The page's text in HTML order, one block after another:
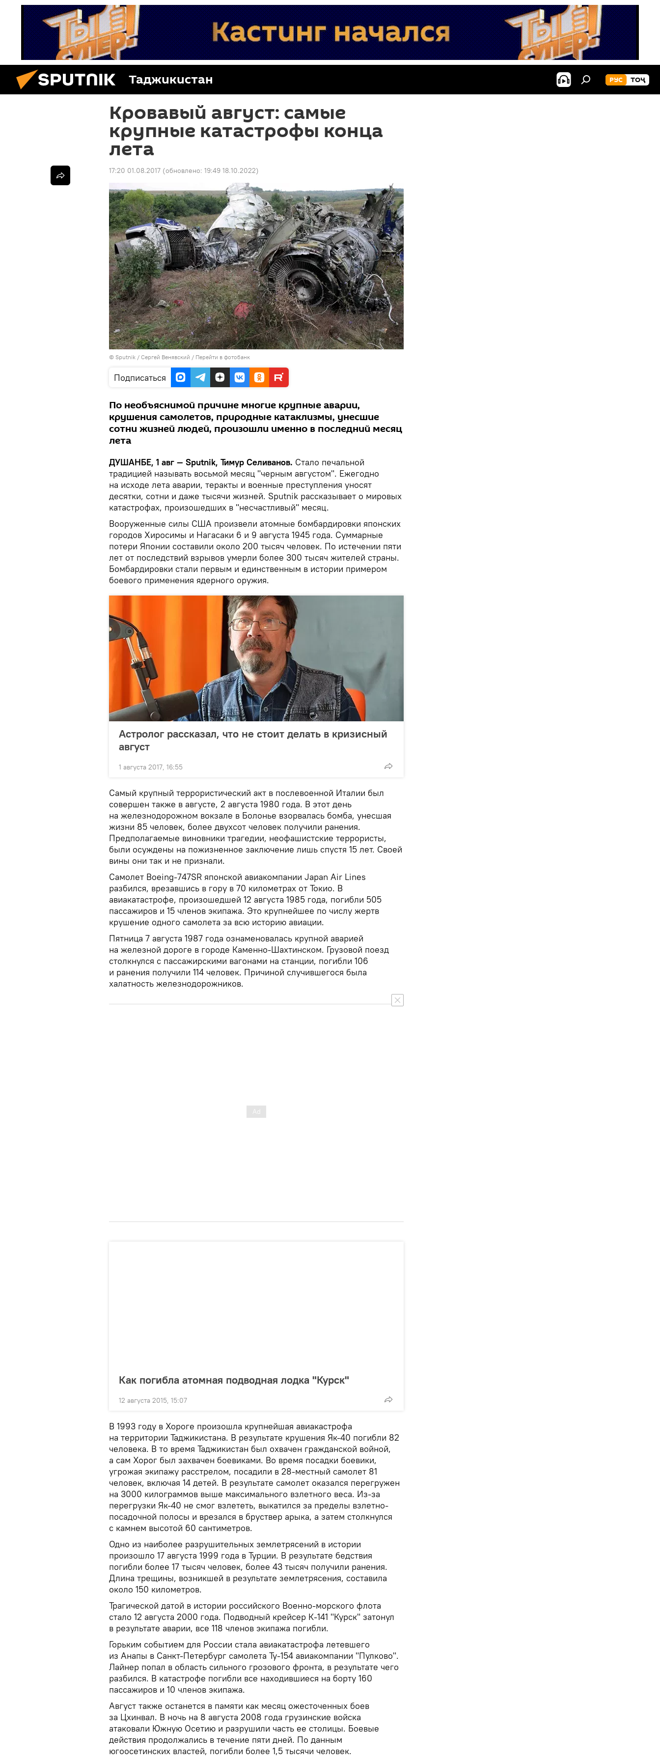
Таджикистан РУС ТОҶ
Кровавый август: самые
крупные катастрофы конца
лета
17:20 01.08.2017 (обновлено: 19:49 18.10.2022)
© Sputnik / Сергей Венявский / Перейти в фотобанк
Подписаться
По необъяснимой причине многие крупные аварии,
крушения самолетов, природные катаклизмы, унесшие
сотни жизней людей, произошли именно в последний месяц
лета
ДУШАНБЕ, 1 авг — Sputnik, Тимур Селиванов. Стало печальной
традицией называть восьмой месяц "черным августом". Ежегодно
на исходе лета аварии, теракты и военные преступления уносят
десятки, сотни и даже тысячи жизней. Sputnik рассказывает о мировых
катастрофах, произошедших в "несчастливый" месяц.
Вооруженные силы США произвели атомные бомбардировки японских
городов Хиросимы и Нагасаки 6 и 9 августа 1945 года. Суммарные
потери Японии составили около 200 тысяч человек. По истечении пяти
лет от последствий взрывов умерли более 300 тысяч жителей страны.
Бомбардировки стали первым и единственным в истории примером
боевого применения ядерного оружия.
Астролог рассказал, что не стоит делать в кризисный
август
1 августа 2017, 16:55
Самый крупный террористический акт в послевоенной Италии был
совершен также в августе, 2 августа 1980 года. В этот день
на железнодорожном вокзале в Болонье взорвалась бомба, унесшая
жизни 85 человек, более двухсот человек получили ранения.
Предполагаемые виновники трагедии, неофашистские террористы,
были осуждены на пожизненное заключение лишь спустя 15 лет. Своей
вины они так и не признали.
Самолет Boeing-747SR японской авиакомпании Japan Air Lines
разбился, врезавшись в гору в 70 километрах от Токио. В
авиакатастрофе, произошедшей 12 августа 1985 года, погибли 505
пассажиров и 15 членов экипажа. Это крупнейшее по числу жертв
крушение одного самолета за всю историю авиации.
Пятница 7 августа 1987 года ознаменовалась крупной аварией
на железной дороге в городе Каменно-Шахтинском. Грузовой поезд
столкнулся с пассажирскими вагонами на станции, погибли 106
и ранения получили 114 человек. Причиной случившегося была
халатность железнодорожников.
Как погибла атомная подводная лодка "Курск"
12 августа 2015, 15:07
В 1993 году в Хороге произошла крупнейшая авиакастрофа
на территории Таджикистана. В результате крушения Як-40 погибли 82
человека. В то время Таджикистан был охвачен гражданской войной,
а сам Хорог был захвачен боевиками. Во время посадки боевики,
угрожая экипажу расстрелом, посадили в 28-местный самолет 81
человек, включая 14 детей. В результате самолет оказался перегружен
на 3000 килограммов выше максимального взлетного веса. Из-за
перегрузки Як-40 не смог взлететь, выкатился за пределы взлетно-
посадочной полосы и врезался в бруствер арыка, а затем столкнулся
с камнем высотой 60 сантиметров.
Одно из наиболее разрушительных землетрясений в истории
произошло 17 августа 1999 года в Турции. В результате бедствия
погибли более 17 тысяч человек, более 43 тысяч получили ранения.
Длина трещины, возникшей в результате землетрясения, составила
около 150 километров.
Трагической датой в истории российского Военно-морского флота
стало 12 августа 2000 года. Подводный крейсер К-141 "Курск" затонул
в результате аварии, все 118 членов экипажа погибли.
Горьким событием для России стала авиакатастрофа летевшего
из Анапы в Санкт-Петербург самолета Ту-154 авиакомпании "Пулково".
Лайнер попал в область сильного грозового фронта, в результате чего
разбился. В катастрофе погибли все находившиеся на борту 160
пассажиров и 10 членов экипажа.
Август также останется в памяти как месяц ожесточенных боев
за Цхинвал. В ночь на 8 августа 2008 года грузинские войска
атаковали Южную Осетию и разрушили часть ее столицы. Боевые
действия продолжались в течение пяти дней. По данным
югоосетинских властей, погибли более 1,5 тысячи человек.